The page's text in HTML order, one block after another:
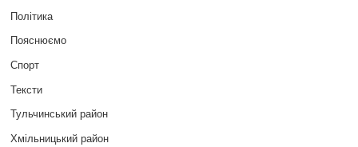
Політика
Пояснюємо
Спорт
Тексти
Тульчинський район
Хмільницький район